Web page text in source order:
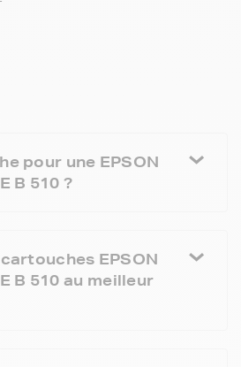
pour une EPSON
B 510 ?
EPSON
B 510 au meilleur